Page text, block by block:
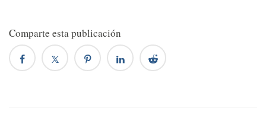
Comparte esta publicación